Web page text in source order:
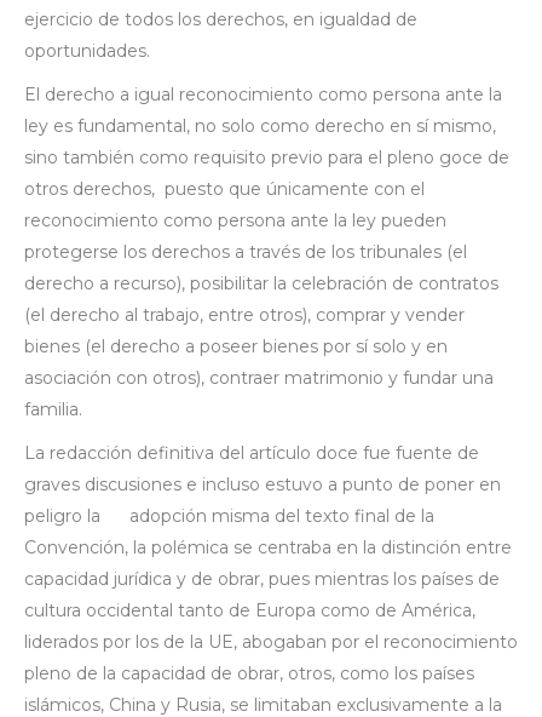
ejercicio de todos los derechos, en igualdad de
oportunidades.
El derecho a igual reconocimiento como persona ante la
ley es fundamental, no solo como derecho en sí mismo,
sino también como requisito previo para el pleno goce de
otros derechos, puesto que únicamente con el
reconocimiento como persona ante la ley pueden
protegerse los derechos a través de los tribunales (el
derecho a recurso), posibilitar la celebración de contratos
(el derecho al trabajo, entre otros), comprar y vender
bienes (el derecho a poseer bienes por sí solo y en
asociación con otros), contraer matrimonio y fundar una
familia.
La redacción definitiva del artículo doce fue fuente de
graves discusiones e incluso estuvo a punto de poner en
peligro la adopción misma del texto final de la
Convención, la polémica se centraba en la distinción entre
capacidad jurídica y de obrar, pues mientras los países de
cultura occidental tanto de Europa como de América,
liderados por los de la UE, abogaban por el reconocimiento
pleno de la capacidad de obrar, otros, como los países
islámicos, China y Rusia, se limitaban exclusivamente a la